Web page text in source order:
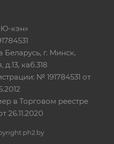
кэн»
Беларусь, г. Минск,
каб.318
№ 191784531 от
в Торговом реестре
26.11.2020
ph2.by